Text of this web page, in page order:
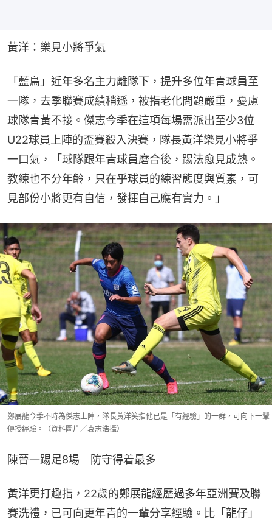
黃洋：樂見小將爭氣
「藍鳥」近年多名主力離隊下，提升多位年青球員至
一隊，去季聯賽成績稍遜，被指老化問題嚴重，憂慮
球隊青黃不接。傑志今季在這項每場需派出至少3位
U22球員上陣的盃賽殺入決賽，隊長黃洋樂見小將爭
一口氣，「球隊跟年青球員磨合後，踢法愈見成熟。
教練也不分年齡，只在乎球員的練習態度與質素，可
見部份小將更有自信，發揮自己應有實力。」
鄭展龍今季不時為傑志上陣，隊長黃洋笑指他已是「有經驗」的一群，可向下一輩
傳授經驗。（資料圖片／袁志浩攝）
陳晉一踢足8場　防守得着最多
黃洋更打趣指，22歲的鄭展龍經歷過多年亞洲賽及聯
賽洗禮，已可向更年青的一輩分享經驗。比「龍仔」